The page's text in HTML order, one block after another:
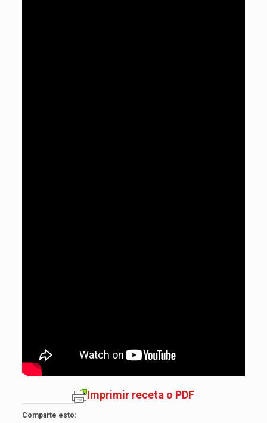
Imprimir receta o PDF
Comparte esto: